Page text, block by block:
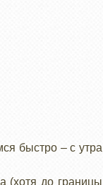
быстро – с утра
(хотя до границы